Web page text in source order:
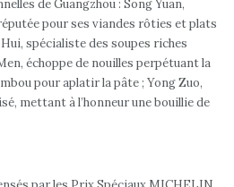
de Guangzhou : Song Yuan,
pour ses viandes rôties et plats
spécialiste des soupes riches
échoppe de nouilles perpétuant la
pour aplatir la pâte ; Yong Zuo,
mettant à l’honneur une bouillie de